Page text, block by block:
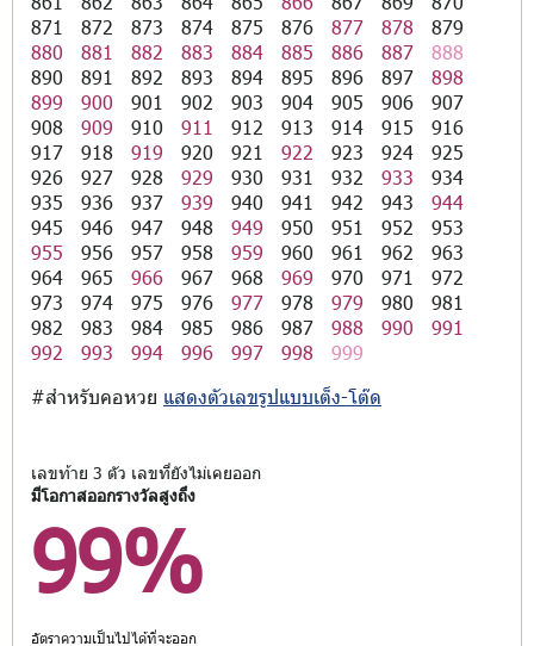
871
872 873 874 875 876 877 878
879
880
881 882 883 884 885 886 887
888
890
891 892 893 894 895 896 897
898
899
900 901 902 903 904 905 906
907
908
909 910 911 912 913 914 915
916
917
918 919 920 921 922 923 924
925
926
927 928 929 930 931 932 933
934
935
936 937 939 940 941 942 943
944
945
946 947 948 949 950 951 952
953
955
956 957 958 959 960 961 962
963
964
965 966 967 968 969 970 971
972
973
974 975 976 977 978 979 980
981
982
983 984 985 986 987 988 990
991
992
993 994 996 997 998
999
#สำหรับคอหวย แสดงตัวเลขรูปแบบเต็ง-โต๊ด
เลขท้าย 3 ตัว เลขที่ยังไม่เคยออก
มีโอกาสออกรางวัลสูงถึง
99%
อัตราความเป็นไปได้ที่จะออก